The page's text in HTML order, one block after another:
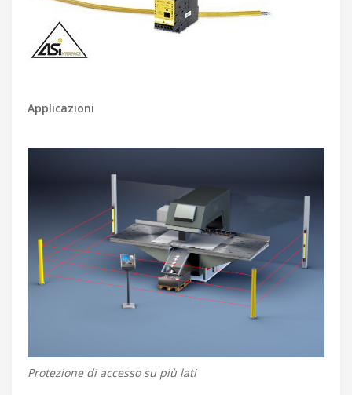
Applicazioni
Protezione di accesso su più lati